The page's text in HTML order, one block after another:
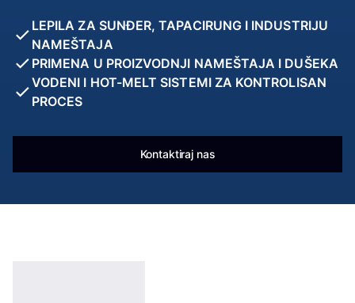
LEPILA ZA SUNĐER, TAPACIRUNG I INDUSTRIJU
NAMEŠTAJA
PRIMENA U PROIZVODNJI NAMEŠTAJA I DUŠEKA
VODENI I HOT-MELT SISTEMI ZA KONTROLISAN
PROCES
Kontaktiraj nas